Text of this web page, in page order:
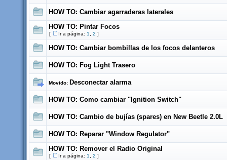
HOW TO: Cambiar agarraderas laterales
HOW TO: Pintar Focos
[ Ir a página: 1 2 ]
HOW TO: Cambiar bombillas de los focos delanteros
HOW TO: Fog Light Trasero
Movido: Desconectar alarma
HOW TO: Como cambiar "Ignition Switch"
HOW TO: Cambio de bujías (spares) en New Beetle 2.0L
HOW TO: Reparar "Window Regulator"
HOW TO: Remover el Radio Original
[ Ir a página: 1 2 ]